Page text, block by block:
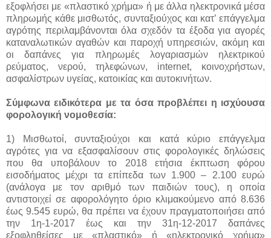
εξοφλήσει με «πλαστικό χρήμα» ή με άλλα ηλεκτρονικά μέσα
πληρωμής κάθε μισθωτός, συνταξιούχος και κατ’ επάγγελμα
αγρότης περιλαμβάνονται όλα σχεδόν τα έξοδα για αγορές
καταναλωτικών αγαθών και παροχή υπηρεσιών, ακόμη και
οι δαπάνες για πληρωμές λογαριασμών ηλεκτρικού
ρεύματος, νερού, τηλεφώνων, internet, κοινοχρήστων,
ασφαλίστρων υγείας, κατοικίας και αυτοκινήτων.
Σύμφωνα ειδικότερα με τα όσα προβλέπει η ισχύουσα
φορολογική νομοθεσία:
1) Μισθωτοί, συνταξιούχοι και κατά κύριο επάγγελμα
αγρότες για να εξασφαλίσουν στις φορολογικές δηλώσεις
που θα υποβάλουν το 2018 ετήσια έκπτωση φόρου
εισοδήματος μέχρι τα επίπεδα των 1.900 – 2.100 ευρώ
(ανάλογα με τον αριθμό των παιδιών τους), η οποία
αντιστοιχεί σε αφορολόγητο όριο κλιμακούμενο από 8.636
έως 9.545 ευρώ, θα πρέπει να έχουν πραγματοποιήσει από
την 1η-1-2017 έως και την 31η-12-2017 δαπάνες
εξοφληθείσες με «πλαστικό» ή «ηλεκτρονικό χρήμα»